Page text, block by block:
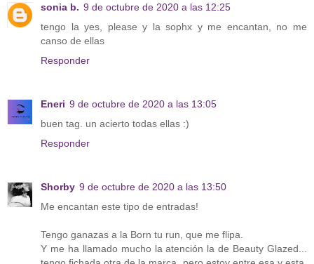
sonia b. 9 de octubre de 2020 a las 12:25
tengo la yes, please y la sophx y me encantan, no me
canso de ellas
Responder
Eneri 9 de octubre de 2020 a las 13:05
buen tag. un acierto todas ellas :)
Responder
Shorby 9 de octubre de 2020 a las 13:50
Me encantan este tipo de entradas!
Tengo ganazas a la Born tu run, que me flipa.
Y me ha llamado mucho la atención la de Beauty Glazed...